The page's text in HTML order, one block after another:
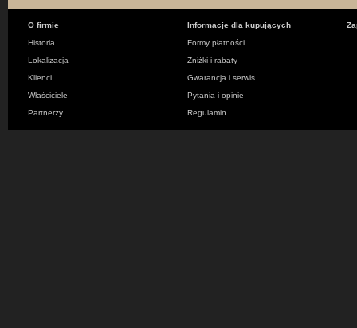
O firmie
Historia
Lokalizacja
Klienci
Właściciele
Partnerzy
Informacje dla kupujących
Formy płatności
Zniżki i rabaty
Gwarancja i serwis
Pytania i opinie
Regulamin